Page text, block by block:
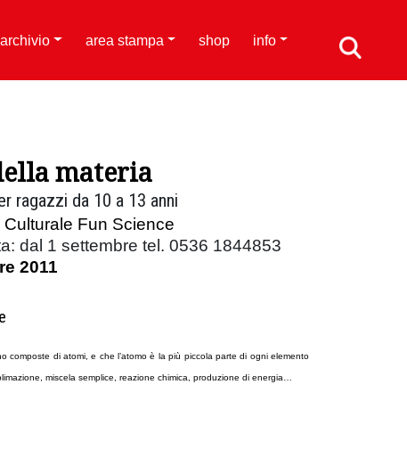
archivio area stampa shop info
materia
ragazzi da 10 a 13 anni
Fun Science
dal 1 settembre tel. 0536 1844853
2011
composte di atomi, e che l’atomo è la più piccola parte di ogni elemento
miscela semplice, reazione chimica, produzione di energia…